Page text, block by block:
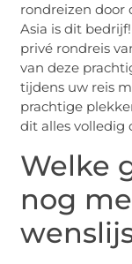
rondreizen door
Asia is dit
privé rondreis
van deze
tijdens uw reis
prachtige
dit alles volledig
Welke
nog